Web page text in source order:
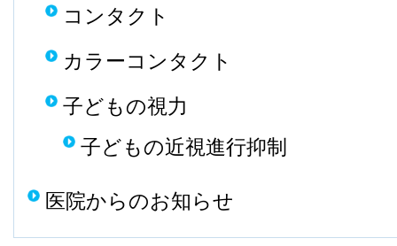
コンタクト
カラーコンタクト
子どもの視力
子どもの近視進行抑制
医院からのお知らせ